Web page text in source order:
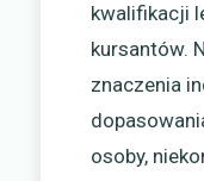
kwalifikacji
kursantów.
znaczenia
osoby,